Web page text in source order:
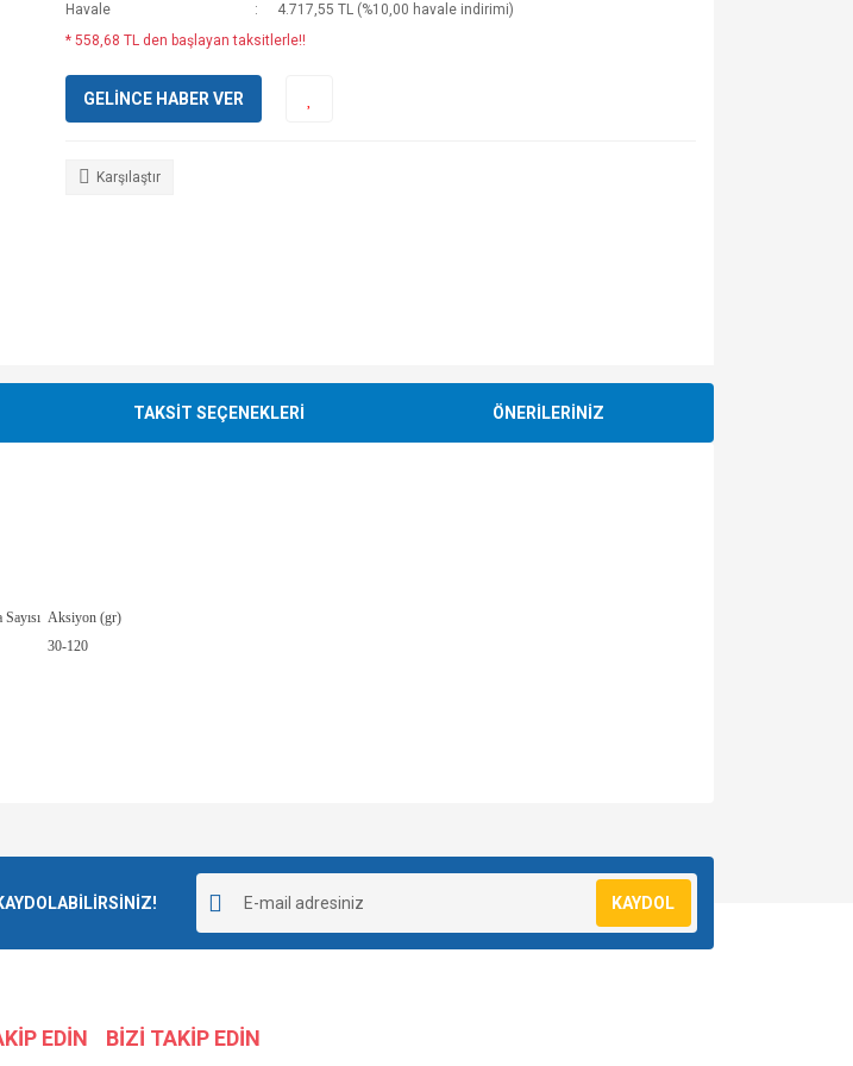
Havale
4.717,55 TL (%10,00 havale indirimi)
* 558,68 TL den başlayan taksitlerle!!
GELİNCE HABER VER
Karşılaştır
TAKSİT SEÇENEKLERİ ÖNERİLERİNİZ
Aksiyon (gr)
30-120
KAYDOL
EDİN BİZİ TAKİP EDİN